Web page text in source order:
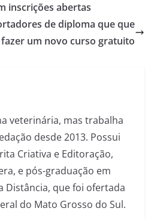
inscrições abertas
de diploma que que
um novo curso gratuito
veterinária, mas trabalha
desde 2013. Possui
Criativa e Editoração,
e pós-graduação em
Distância, que foi ofertada
do Mato Grosso do Sul.